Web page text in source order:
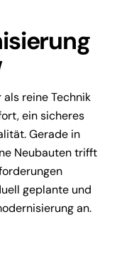
reine Technik
ein sicheres
Gerade in
Neubauten trifft
geplante und
an.